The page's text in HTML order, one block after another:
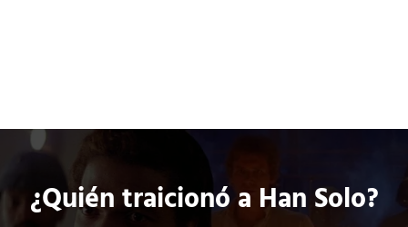
¿Quién traicionó a Han Solo?